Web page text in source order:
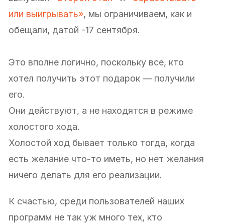
или выигрывать», мы ограничиваем, как и
обещали, датой -17 сентября.
Это вполне логично, поскольку все, кто
хотел получить этот подарок — получили
его.
Они действуют, а не находятся в режиме
холостого хода.
Холостой ход бывает только тогда, когда
есть желание что-то иметь, но нет желания
ничего делать для его реализации.
К счастью, среди пользователей наших
программ не так уж много тех, кто